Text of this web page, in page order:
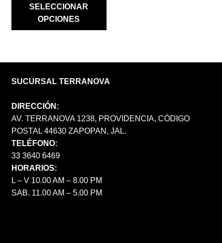
SELECCIONAR
OPCIONES
SUCURSAL TERRANOVA
DIRECCIÓN:
AV. TERRANOVA 1238, PROVIDENCIA, CÓDIGO
POSTAL 44630 ZAPOPAN, JAL.
TELÉFONO:
33 3640 6469
HORARIOS:
L – V 10.00 AM – 8.00 PM
SAB. 11.00 AM – 5.00 PM